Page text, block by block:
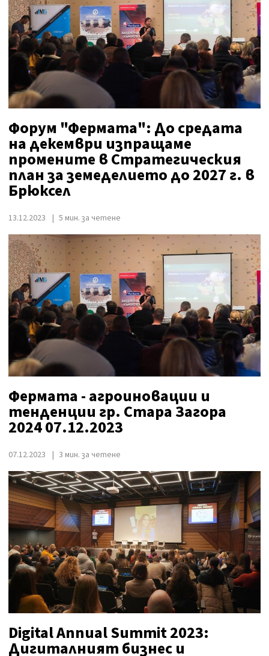
Форум "Фермата": До средата
на декември изпращаме
промените в Стратегическия
план за земеделието до 2027 г. в
Брюксел
13.12.2023 5 мин. за четене
Фермата - агроиновации и
тенденции гр. Стара Загора
2024 07.12.2023
07.12.2023 3 мин. за четене
Digital Annual Summit 2023:
Дигиталният бизнес и